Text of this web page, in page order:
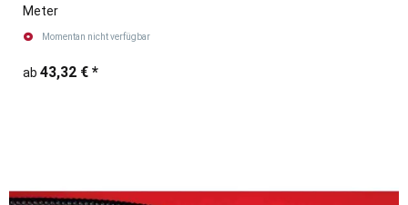
Meter
Momentan nicht verfügbar
ab 43,32 € *